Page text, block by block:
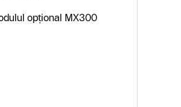
opțional MX300